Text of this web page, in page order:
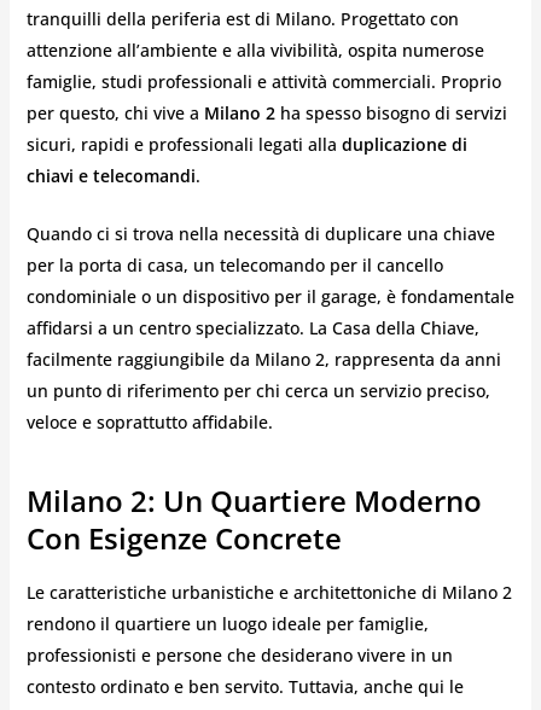
tranquilli della periferia est di Milano. Progettato con
attenzione all’ambiente e alla vivibilità, ospita numerose
famiglie, studi professionali e attività commerciali. Proprio
per questo, chi vive a Milano 2ha spesso bisogno di servizi
sicuri, rapidi e professionali legati alla duplicazione di
chiavi e telecomandi.
Quando ci si trova nella necessità di duplicare una chiave
per la porta di casa, un telecomando per il cancello
condominiale o un dispositivo per il garage, è fondamentale
affidarsi a un centro specializzato. La Casa della Chiave,
facilmente raggiungibile da Milano 2, rappresenta da anni
un punto di riferimento per chi cerca un servizio preciso,
veloce e soprattutto affidabile.
Milano 2: Un Quartiere Moderno
Con Esigenze Concrete
Le caratteristiche urbanistiche e architettoniche di Milano 2
rendono il quartiere un luogo ideale per famiglie,
professionisti e persone che desiderano vivere in un
contesto ordinato e ben servito. Tuttavia, anche qui le